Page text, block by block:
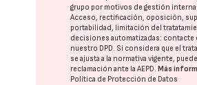
grupo por motivos de gestión interna.
Acceso, rectificación, oposición,
portabilidad, limitación del
decisiones automatizadas: contacte
nuestro DPD. Si considera que el
se ajusta a la normativa vigente,
reclamación ante laAEPD. Más
Política de Protección de Datos